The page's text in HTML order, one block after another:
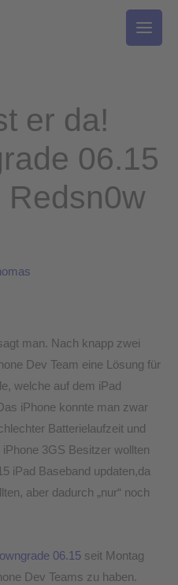
er da!
06.15
Redsn0w
man. Nach knapp zwei
Dev Team eine Lösung für
welche auf dem iPad
iPhone konnte man zwar
Batterielaufzeit und
3GS Besitzer wollten
iPad Baseband updaten,da
aber dadurch „nur“ noch
06.15 seit Montag
Dev Teams zu haben.